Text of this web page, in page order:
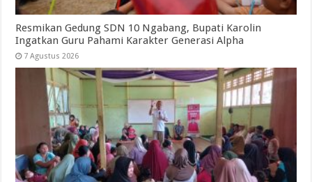
Resmikan Gedung SDN 10 Ngabang, Bupati Karolin
Ingatkan Guru Pahami Karakter Generasi Alpha
7 Agustus 2026